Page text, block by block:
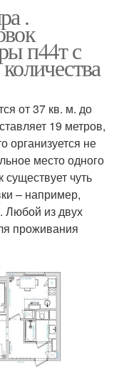
.
п44т с
от 37 кв. м. до
19 метров,
организуется не
место одного
чуть
– например,
Любой из двух
проживания